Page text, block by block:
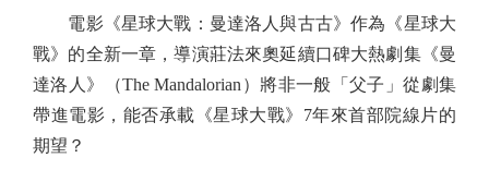
電影《星球大戰：曼達洛人與古古》作為《星球大
戰》的全新一章，導演莊法來奧延續口碑大熱劇集《曼
達洛人》（The Mandalorian）將非一般「父子」從劇集
帶進電影，能否承載《星球大戰》7年來首部院線片的
期望？